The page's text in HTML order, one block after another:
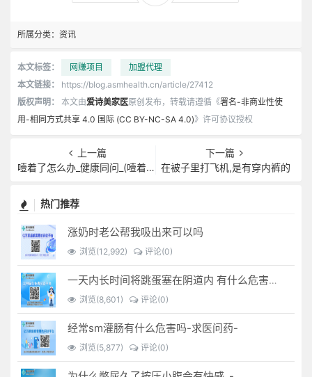
所属分类： 资讯
本文标签： 网赚项目
加盟代理
本文链接：
https://blog.asmhealth.cn/article/27412
版权声明：
本文由爱诗美家医原创发布，转载请遵循《署名-非商业性使
用-相同方式共享 4.0 国际 (CC BY-NC-SA 4.0)》许可协议授权
上一篇
噎着了怎么办_健康同问_(噎着了怎么办快速解决)
下一篇
在被子里打飞机,是有穿内裤的
热门推荐
涨奶时老公帮我吸出来可以吗
浏览(12,992) 评论(0)
一天内长时间将跳蛋塞在阴道内 有什么危害免...(跳蛋是放哪里)
浏览(8,601) 评论(0)
经常sm灌肠有什么危害吗-求医问药-
浏览(5,877) 评论(0)